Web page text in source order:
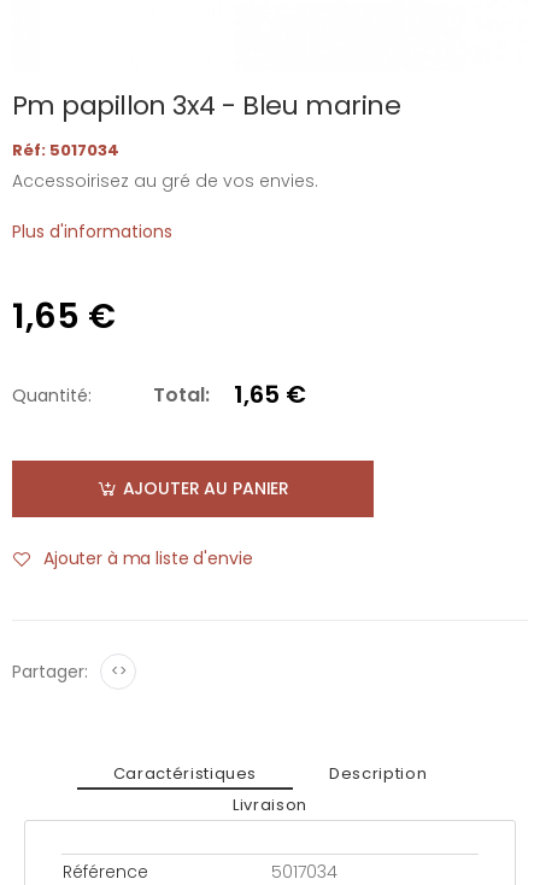
Pm papillon 3x4 - Bleu marine
Réf: 5017034
Accessoirisez au gré de vos envies.
Plus d'informations
1,65 €
Quantité: Total: 1,65 €
AJOUTER AU PANIER
Ajouter à ma liste d'envie
Partager: <>
Caractéristiques
Description
Livraison
Référence
5017034